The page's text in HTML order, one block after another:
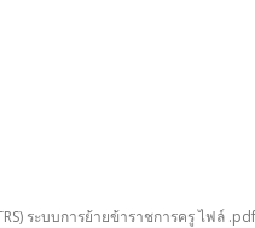
ระบบการย้ายข้าราชการครู ไฟล์